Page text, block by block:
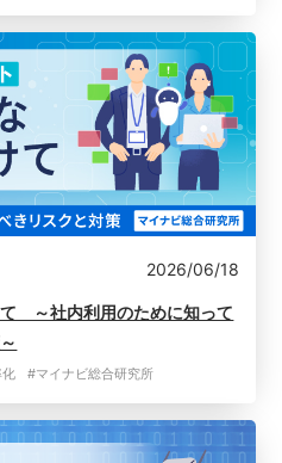
2026/06/18
～社内利用のために知って
#マイナビ総合研究所